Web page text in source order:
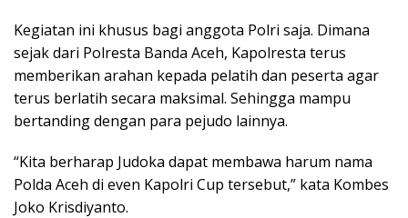
Kegiatan ini khusus bagi anggota Polri saja. Dimana
sejak dari Polresta Banda Aceh, Kapolresta terus
memberikan arahan kepada pelatih dan peserta agar
terus berlatih secara maksimal. Sehingga mampu
bertanding dengan para pejudo lainnya.
“Kita berharap Judoka dapat membawa harum nama
Polda Aceh di even Kapolri Cup tersebut,” kata Kombes
Joko Krisdiyanto.